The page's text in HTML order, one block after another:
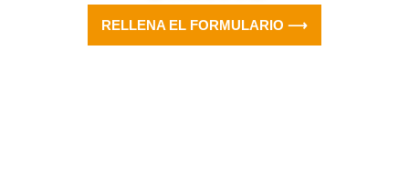
RELLENA EL FORMULARIO ⟶